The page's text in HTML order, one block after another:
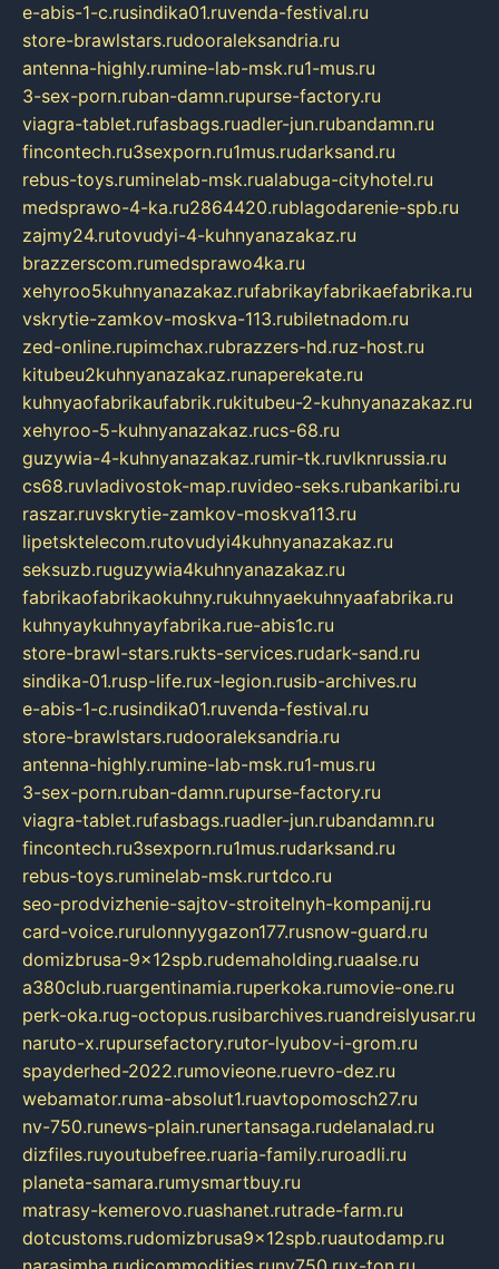
e-abis-1-c.rusindika01.ruvenda-festival.ru
store-brawlstars.rudooraleksandria.ru
antenna-highly.rumine-lab-msk.ru1-mus.ru
3-sex-porn.ruban-damn.rupurse-factory.ru
viagra-tablet.rufasbags.ruadler-jun.rubandamn.ru
fincontech.ru3sexporn.ru1mus.rudarksand.ru
rebus-toys.ruminelab-msk.rualabuga-cityhotel.ru
medsprawo-4-ka.ru2864420.rublagodarenie-spb.ru
zajmy24.rutovudyi-4-kuhnyanazakaz.ru
brazzerscom.rumedsprawo4ka.ru
xehyroo5kuhnyanazakaz.rufabrikayfabrikaefabrika.ru
vskrytie-zamkov-moskva-113.rubiletnadom.ru
zed-online.rupimchax.rubrazzers-hd.ruz-host.ru
kitubeu2kuhnyanazakaz.runaperekate.ru
kuhnyaofabrikaufabrik.rukitubeu-2-kuhnyanazakaz.ru
xehyroo-5-kuhnyanazakaz.rucs-68.ru
guzywia-4-kuhnyanazakaz.rumir-tk.ruvlknrussia.ru
cs68.ruvladivostok-map.ruvideo-seks.rubankaribi.ru
raszar.ruvskrytie-zamkov-moskva113.ru
lipetsktelecom.rutovudyi4kuhnyanazakaz.ru
seksuzb.ruguzywia4kuhnyanazakaz.ru
fabrikaofabrikaokuhny.rukuhnyaekuhnyaafabrika.ru
kuhnyaykuhnyayfabrika.rue-abis1c.ru
store-brawl-stars.rukts-services.rudark-sand.ru
sindika-01.rusp-life.rux-legion.rusib-archives.ru
e-abis-1-c.rusindika01.ruvenda-festival.ru
store-brawlstars.rudooraleksandria.ru
antenna-highly.rumine-lab-msk.ru1-mus.ru
3-sex-porn.ruban-damn.rupurse-factory.ru
viagra-tablet.rufasbags.ruadler-jun.rubandamn.ru
fincontech.ru3sexporn.ru1mus.rudarksand.ru
rebus-toys.ruminelab-msk.rurtdco.ru
seo-prodvizhenie-sajtov-stroitelnyh-kompanij.ru
card-voice.rurulonnyygazon177.rusnow-guard.ru
domizbrusa-9x12spb.rudemaholding.ruaalse.ru
a380club.ruargentinamia.ruperkoka.rumovie-one.ru
perk-oka.rug-octopus.rusibarchives.ruandreislyusar.ru
naruto-x.rupursefactory.rutor-lyubov-i-grom.ru
spayderhed-2022.rumovieone.ruevro-dez.ru
webamator.ruma-absolut1.ruavtopomosch27.ru
nv-750.runews-plain.runertansaga.rudelanalad.ru
dizfiles.ruyoutubefree.ruaria-family.ruroadli.ru
planeta-samara.rumysmartbuy.ru
matrasy-kemerovo.ruashanet.rutrade-farm.ru
dotcustoms.rudomizbrusa9x12spb.ruautodamp.ru